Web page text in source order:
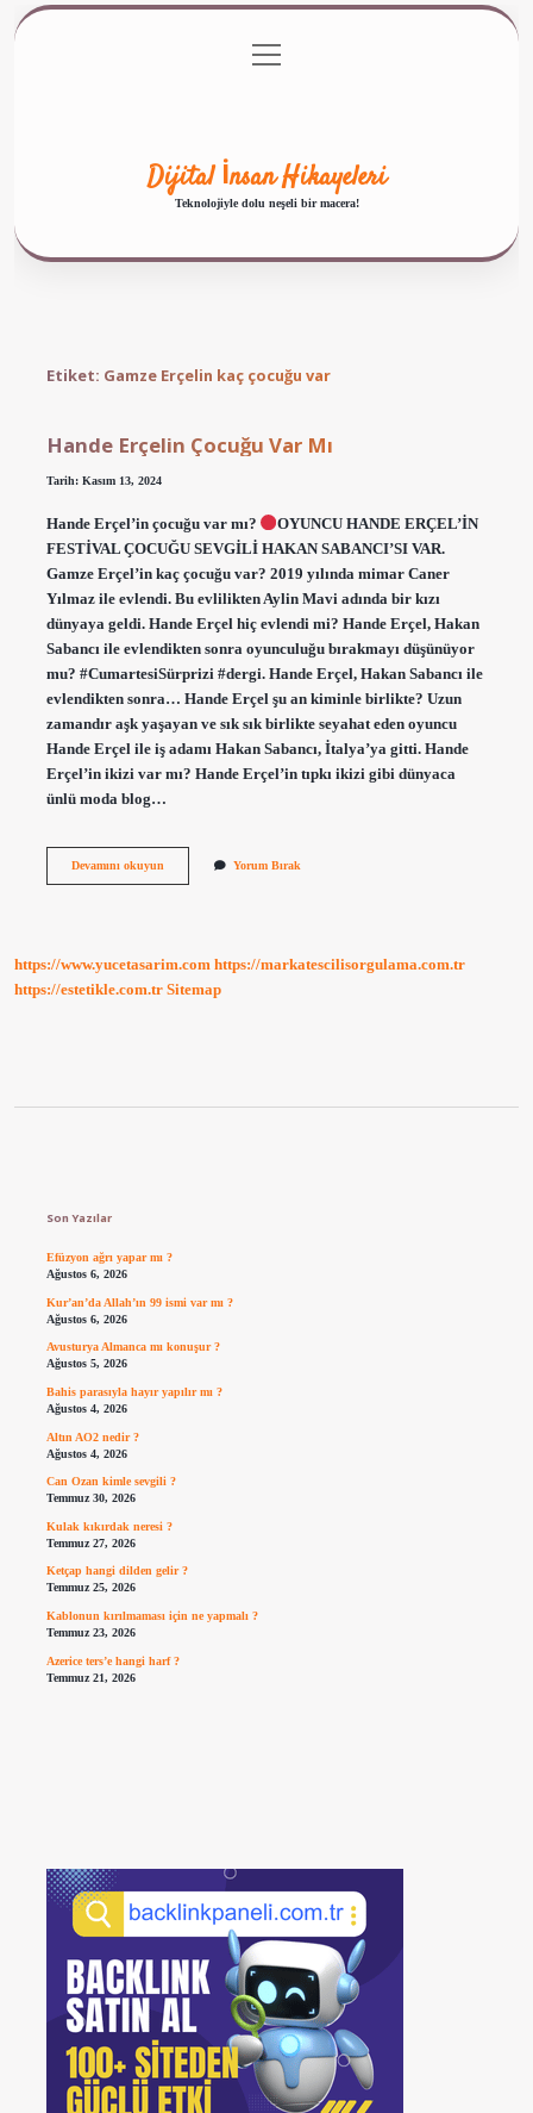
Gizlilik Politikası
menüyü
aç
Dijital İnsan Hikayeleri
Teknolojiyle dolu neşeli bir macera!
Etiket: Gamze Erçelin kaç çocuğu var
Hande Erçelin Çocuğu Var Mı
Tarih: Kasım 13, 2024
Hande Erçel’in çocuğu var mı?
OYUNCU HANDE ERÇEL’İN
FESTİVAL ÇOCUĞU SEVGİLİ HAKAN SABANCI’SI VAR.
Gamze Erçel’in kaç çocuğu var? 2019 yılında mimar Caner
Yılmaz ile evlendi. Bu evlilikten Aylin Mavi adında bir kızı
dünyaya geldi. Hande Erçel hiç evlendi mi? Hande Erçel, Hakan
Sabancı ile evlendikten sonra oyunculuğu bırakmayı düşünüyor
mu? #CumartesiSürprizi #dergi. Hande Erçel, Hakan Sabancı ile
evlendikten sonra… Hande Erçel şu an kiminle birlikte? Uzun
zamandır aşk yaşayan ve sık sık birlikte seyahat eden oyuncu
Hande Erçel ile iş adamı Hakan Sabancı, İtalya’ya gitti. Hande
Erçel’in ikizi var mı? Hande Erçel’in tıpkı ikizi gibi dünyaca
ünlü moda blog…
Devamını okuyunHande
Yorum Bırak
https://www.yucetasarim.com https://markatescilisorgulama.com.tr
https://estetikle.com.tr Sitemap
Son Yazılar
Efüzyon ağrı yapar mı ?
Ağustos 6, 2026
Kur’an’da Allah’ın 99 ismi var mı ?
Ağustos 6, 2026
Avusturya Almanca mı konuşur ?
Ağustos 5, 2026
Bahis parasıyla hayır yapılır mı ?
Ağustos 4, 2026
Altın AO2 nedir ?
Ağustos 4, 2026
Can Ozan kimle sevgili ?
Temmuz 30, 2026
Kulak kıkırdak neresi ?
Temmuz 27, 2026
Ketçap hangi dilden gelir ?
Temmuz 25, 2026
Kablonun kırılmaması için ne yapmalı ?
Temmuz 23, 2026
Azerice ters’e hangi harf ?
Temmuz 21, 2026